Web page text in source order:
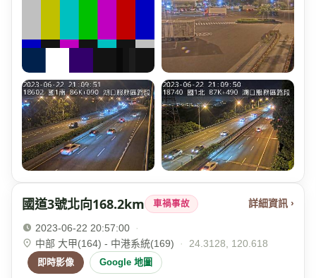
國道3號北向168.2km 車禍事故 詳細資訊 ›
2023-06-22 20:57:00
·
中部 大甲(164) - 中港系統(169)
· 24.3128, 120.618
即時影像 Google 地圖